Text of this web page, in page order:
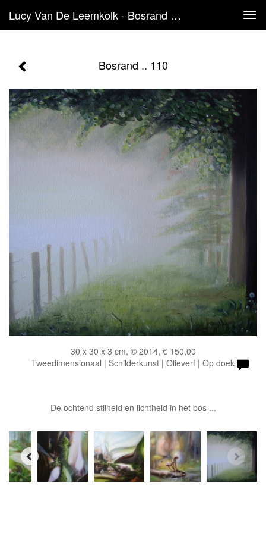
Lucy Van De Leemkolk - Bosrand .. 110
Bosrand .. 110
30 x 30 x 3 cm, © 2014, € 150,00
Tweedimensionaal | Schilderkunst | Olieverf | Op doek
De ochtend stilheid en lichtheid in het bos ...